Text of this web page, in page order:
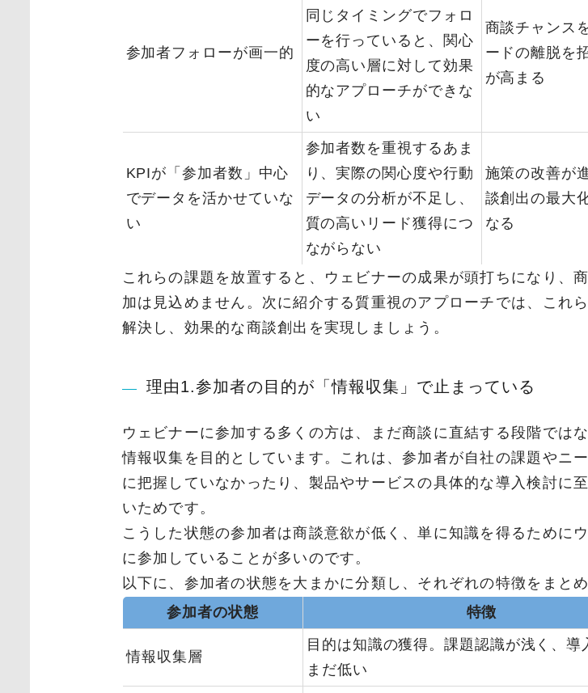
参加者フォローが画一的
同じタイミングでフォロ
ーを行っていると、関心
度の高い層に対して効果
的なアプローチができな
い
商談チャンス
ードの離脱を
が高まる
KPIが「参加者数」中心
でデータを活かせていな
い
参加者数を重視するあま
り、実際の関心度や行動
データの分析が不足し、
質の高いリード獲得につ
ながらない
施策の改善が
談創出の最大
なる
これらの課題を放置すると、ウェビナーの成果が頭打ちになり、
加は見込めません。次に紹介する質重視のアプローチでは、これ
解決し、効果的な商談創出を実現しましょう。
理由1.参加者の目的が「情報収集」で止まっている
ウェビナーに参加する多くの方は、まだ商談に直結する段階では
情報収集を目的としています。これは、参加者が自社の課題やニ
に把握していなかったり、製品やサービスの具体的な導入検討に
いためです。
こうした状態の参加者は商談意欲が低く、単に知識を得るために
に参加していることが多いのです。
以下に、参加者の状態を大まかに分類し、それぞれの特徴をまとめ
参加者の状態
特徴
情報収集層
目的は知識の獲得。課題認識が浅く、導
まだ低い